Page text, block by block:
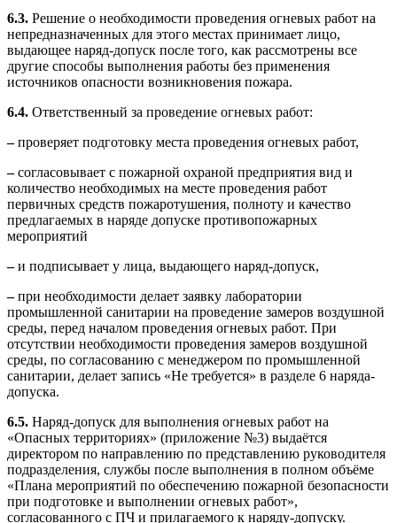
6.3. Решение о необходимости проведения огневых работ на
непредназначенных для этого местах принимает лицо,
выдающее наряд-допуск после того, как рассмотрены все
другие способы выполнения работы без применения
источников опасности возникновения пожара.
6.4. Ответственный за проведение огневых работ:
–проверяет подготовку места проведения огневых работ,
–согласовывает с пожарной охраной предприятия вид и
количество необходимых на месте проведения работ
первичных средств пожаротушения, полноту и качество
предлагаемых в наряде допуске противопожарных
мероприятий
–и подписывает у лица, выдающего наряд-допуск,
–при необходимости делает заявку лаборатории
промышленной санитарии на проведение замеров воздушной
среды, перед началом проведения огневых работ. При
отсутствии необходимости проведения замеров воздушной
среды, по согласованию с менеджером по промышленной
санитарии, делает запись «Не требуется» в разделе 6 наряда-
допуска.
6.5. Наряд-допуск для выполнения огневых работ на
«Опасных территориях» (приложение №3) выдаётся
директором по направлению по представлению руководителя
подразделения, службы после выполнения в полном объёме
«Плана мероприятий по обеспечению пожарной безопасности
при подготовке и выполнении огневых работ»,
согласованного с ПЧ и прилагаемого к наряду-допуску.